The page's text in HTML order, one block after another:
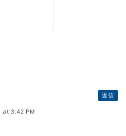
返信
at 3:42 PM